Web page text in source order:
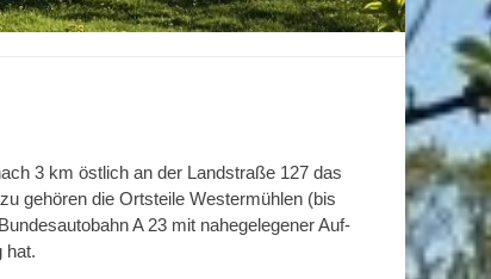
3 km östlich an der Landstraße 127 das
gehören die Ortsteile Westermühlen (bis
A 23 mit nahegelegener Auf-
hat.